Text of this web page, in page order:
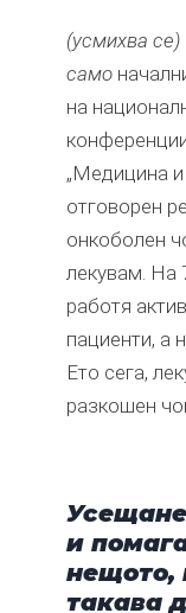
(усмихва се)
само
на
„Медицина
отговорен
онкоболен
лекувам. На
работя
пациенти, а
Ето сега,
разкошен
и
нещото,
такава